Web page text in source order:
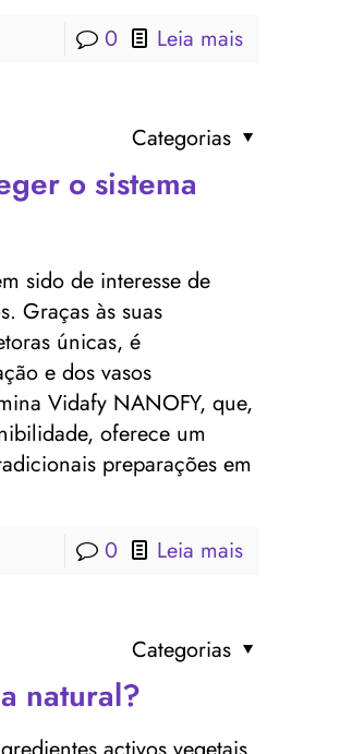
0 Leia mais
Categorias
o sistema
sido de interesse de
Graças às suas
únicas, é
e dos vasos
Vidafy NANOFY, que,
oferece um
preparações em
0 Leia mais
Categorias
natural?